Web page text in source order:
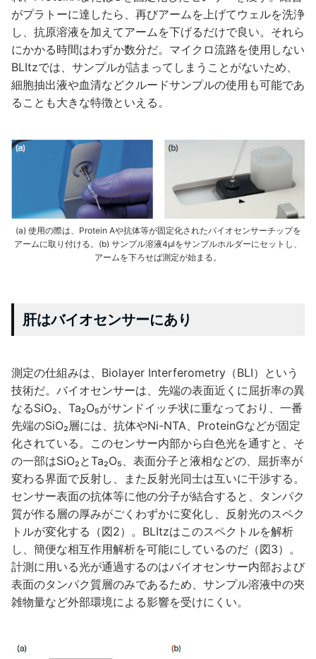
がプラトーに達したら、再びアームを上げてウェルを洗浄
し、抗原溶液を加えてアームを下げるだけで良い。それら
にかかる時間はわずか数分だ。マイクロ流路を使用しない
BLItzでは、サンプルが詰まってしまうことがないため、
細胞抽出液や血清などクルードサンプルの使用も可能であ
ることも大きな特徴といえる。
(a) 使用の際は、Protein Aや抗体等が固定化されたバイオセンサーチップを
アームに取り付ける。(b) サンプル溶液4μlをサンプルホルダーにセットし、
アームを下ろせば測定が始まる。
肝はバイオセンサーにあり
測定の仕組みは、Biolayer Interferometry（BLI）という
技術だ。バイオセンサーは、先端の表面近くに屈折率の異
なるSiO₂、Ta₂O₅がサンドイッチ状に重なっており、一番
先端のSiO₂層には、抗体やNi-NTA、ProteinGなどが固定
化されている。このセンサー内部から白色光を通すと、そ
の一部はSiO₂とTa₂O₅、表面分子と液相などの、屈折率が
変わる界面で反射し、また反射光同士は互いに干渉する。
センサー表面の抗体等に他の分子が結合すると、タンパク
質が作る層の厚みがごくわずかに変化し、反射光のスペク
トルが変化する（図2）。BLItzはこのスペクトルを解析
し、簡便な相互作用解析を可能にしているのだ（図3）。
計測に用いる光が通過するのはバイオセンサー内部および
表面のタンパク質層のみであるため、サンプル溶液中の夾
雑物量など外部環境による影響を受けにくい。